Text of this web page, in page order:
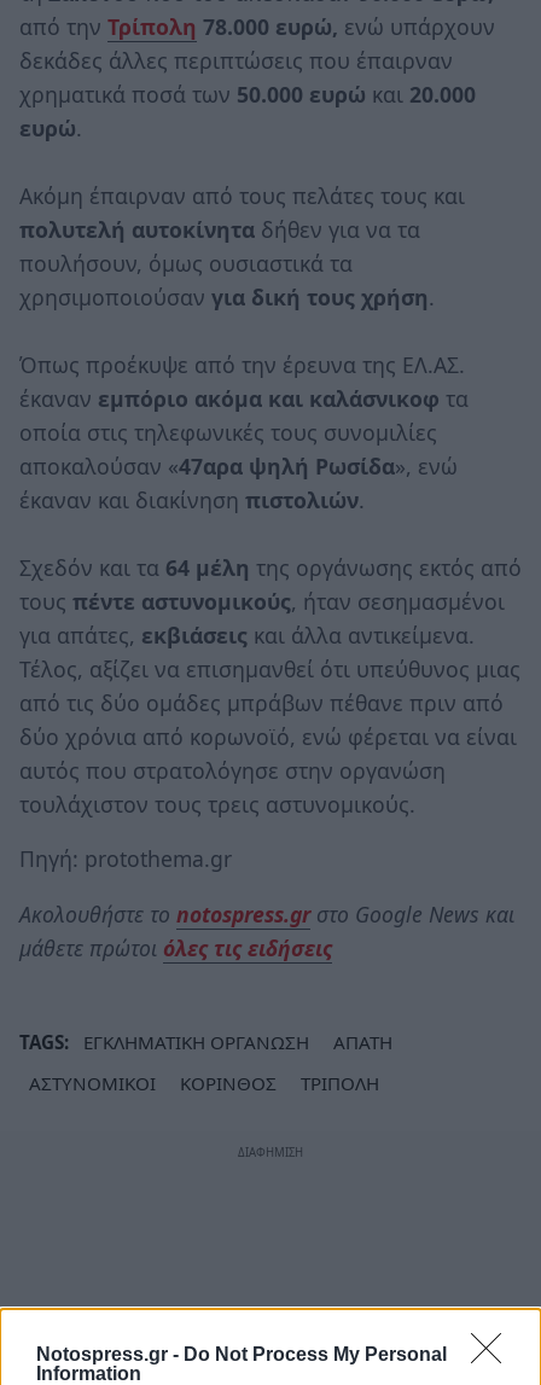
Notospress.gr - Do Not Process My Personal
Information
από την Τρίπολη 78.000 ευρώ, ενώ υπάρχουν
δεκάδες άλλες περιπτώσεις που έπαιρναν
χρηματικά ποσά των 50.000 ευρώ και 20.000
ευρώ.
Ακόμη έπαιρναν από τους πελάτες τους και
πολυτελή αυτοκίνητα δήθεν για να τα
πουλήσουν, όμως ουσιαστικά τα
χρησιμοποιούσαν για δική τους χρήση.
Όπως προέκυψε από την έρευνα της ΕΛ.ΑΣ.
έκαναν εμπόριο ακόμα και καλάσνικοφ τα
οποία στις τηλεφωνικές τους συνομιλίες
αποκαλούσαν «47αρα ψηλή Ρωσίδα», ενώ
έκαναν και διακίνηση πιστολιών.
Σχεδόν και τα 64 μέλη της οργάνωσης εκτός από
τους πέντε αστυνομικούς, ήταν σεσημασμένοι
για απάτες, εκβιάσεις και άλλα αντικείμενα.
Τέλος, αξίζει να επισημανθεί ότι υπεύθυνος μιας
από τις δύο ομάδες μπράβων πέθανε πριν από
δύο χρόνια από κορωνοϊό, ενώ φέρεται να είναι
αυτός που στρατολόγησε στην οργανώση
τουλάχιστον τους τρεις αστυνομικούς.
Πηγή: protothema.gr
Ακολουθήστε το notospress.grστο Google News και
μάθετε πρώτοι όλες τις ειδήσεις
TAGS: ΕΓΚΛΗΜΑΤΙΚΗ ΟΡΓΑΝΩΣΗ
ΑΠΑΤΗ
ΑΣΤΥΝΟΜΙΚΟΙ
ΚΟΡΙΝΘΟΣ ΤΡΙΠΟΛΗ